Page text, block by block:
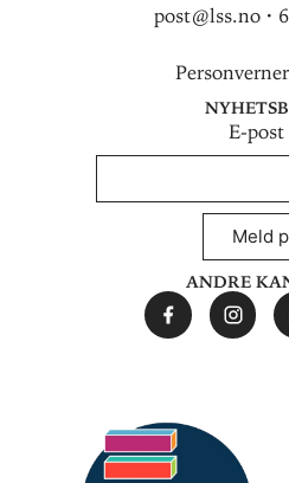
post@lss.no ·
E-post
Meld
Andre